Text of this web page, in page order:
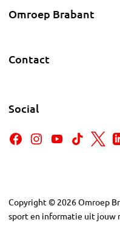
Omroep Brabant
Contact
Social
Copyright © 2026Omroep
sport en informatie uit jouw